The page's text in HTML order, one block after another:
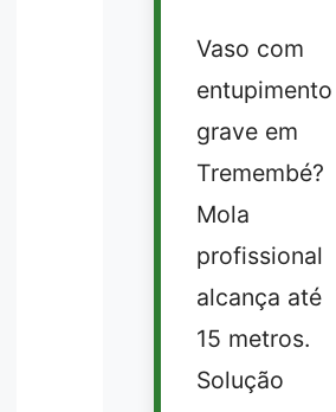
Vaso com
entupimento
grave em
Tremembé?
Mola
profissional
alcança até
15 metros.
Solução